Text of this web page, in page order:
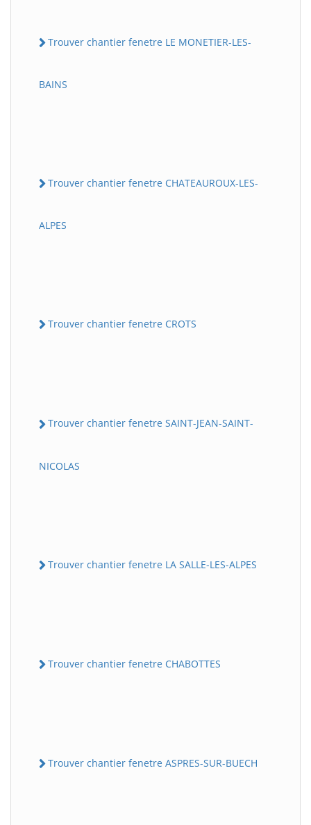
Trouver chantier fenetre LE MONETIER-LES-
BAINS
Trouver chantier fenetre CHATEAUROUX-LES-
ALPES
Trouver chantier fenetre CROTS
Trouver chantier fenetre SAINT-JEAN-SAINT-
NICOLAS
Trouver chantier fenetre LA SALLE-LES-ALPES
Trouver chantier fenetre CHABOTTES
Trouver chantier fenetre ASPRES-SUR-BUECH